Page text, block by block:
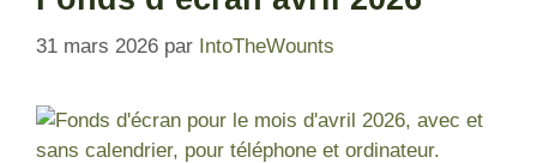
31 mars 2026 par IntoTheWounts